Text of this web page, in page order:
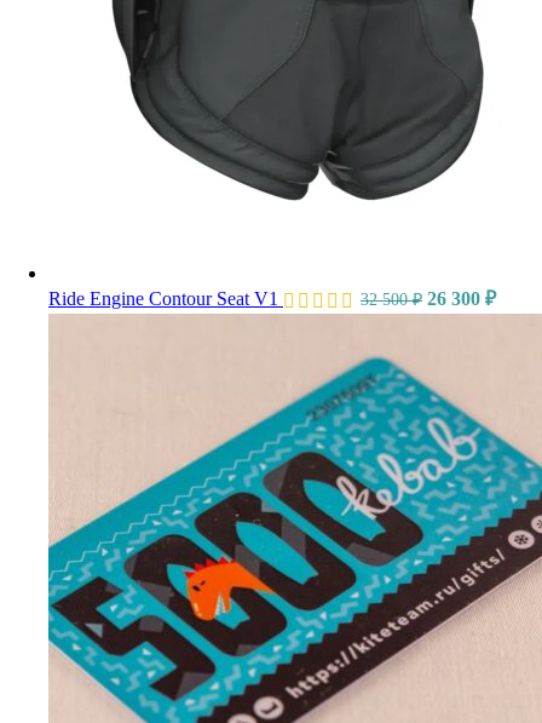
Ride Engine Contour Seat V1 32 500₽ 26 300 ₽